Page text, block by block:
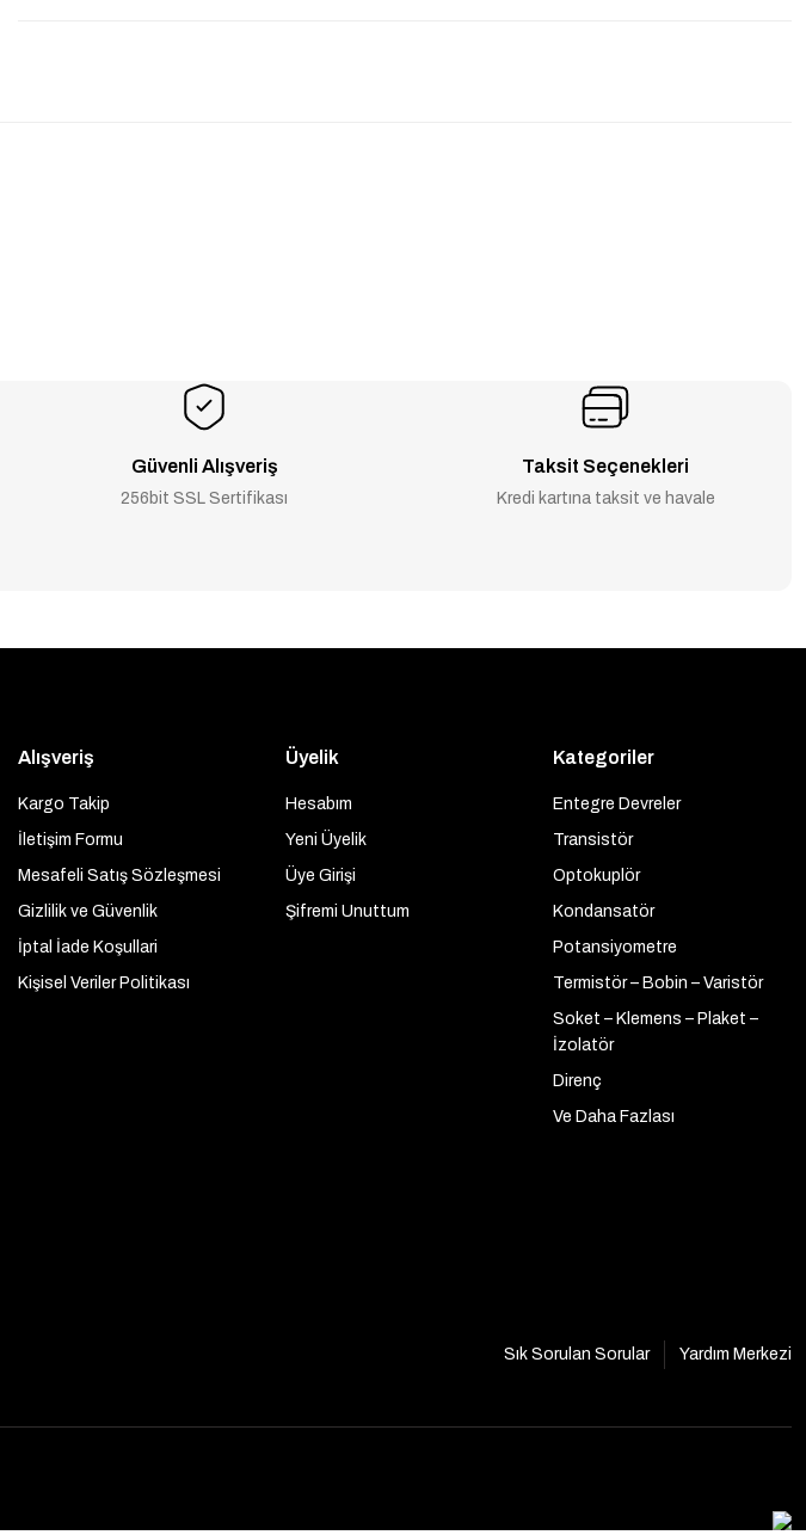
Güvenli Alışveriş
256bit SSL Sertifikası
Taksit Seçenekleri
Kredi kartına taksit ve havale
Alışveriş
Kargo Takip
İletişim Formu
Mesafeli Satış Sözleşmesi
Gizlilik ve Güvenlik
İptal İade Koşullari
Kişisel Veriler Politikası
Üyelik
Hesabım
Yeni Üyelik
Üye Girişi
Şifremi Unuttum
Kategoriler
Entegre Devreler
Transistör
Optokuplör
Kondansatör
Potansiyometre
Termistör – Bobin – Varistör
Soket – Klemens – Plaket –
İzolatör
Direnç
Ve Daha Fazlası
Sık Sorulan Sorular
Yardım Merkezi